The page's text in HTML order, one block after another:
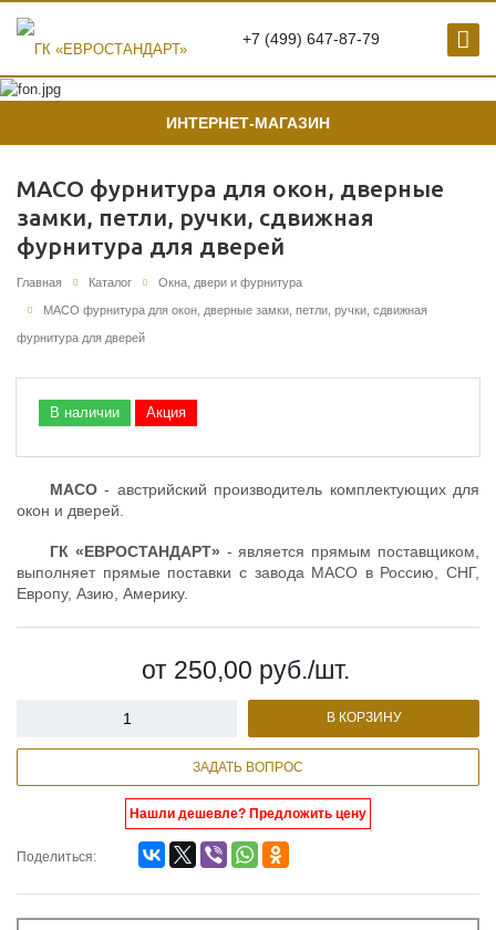
+7 (499) 647-87-79
ИНТЕРНЕТ-МАГАЗИН
MACO фурнитура для окон, дверные
замки, петли, ручки, сдвижная
фурнитура для дверей
Главная Каталог Окна, двери и фурнитура
MACO фурнитура для окон, дверные замки, петли, ручки, сдвижная
фурнитура для дверей
В наличии Акция
MACO - австрийский производитель комплектующих для
окон и дверей.
ГК «ЕВРОСТАНДАРТ» - является прямым поставщиком,
выполняет прямые поставки с завода MACO в Россию, СНГ,
Европу, Азию, Америку.
от 250,00 руб./шт.
В КОРЗИНУ
ЗАДАТЬ ВОПРОС
Нашли дешевле? Предложить цену
Поделиться: